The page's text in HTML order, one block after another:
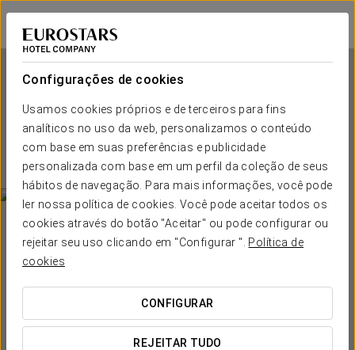
Configurações de cookies
Usamos cookies próprios e de terceiros para fins
analíticos no uso da web, personalizamos o conteúdo
com base em suas preferências e publicidade
personalizada com base em um perfil da coleção de seus
hábitos de navegação. Para mais informações, você pode
ler nossa política de cookies. Você pode aceitar todos os
cookies através do botão "Aceitar" ou pode configurar ou
rejeitar seu uso clicando em "Configurar ". Política de
cookies
CONFIGURAR
REJEITAR TUDO
Eurostars Hotel de la Reconquista
OVIEDO
Eurostars Hotel de la
Reconquista
OVIEDO
QUANDO QUER IR?